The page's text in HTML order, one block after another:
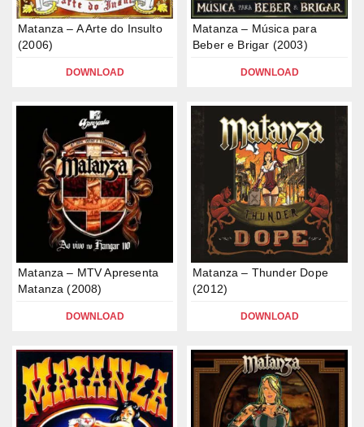
Matanza – A Arte do Insulto
(2006)
DOWNLOAD
Matanza – Música para
Beber e Brigar (2003)
DOWNLOAD
Matanza – MTV Apresenta
Matanza (2008)
DOWNLOAD
Matanza – Thunder Dope
(2012)
DOWNLOAD